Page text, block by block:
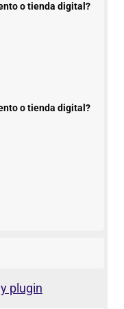
o tienda digital?
o tienda digital?
plugin